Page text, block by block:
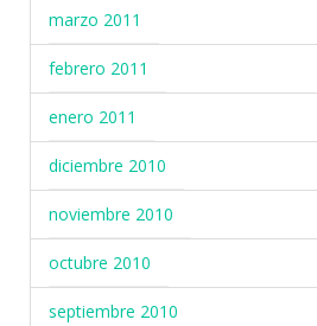
marzo 2011
febrero 2011
enero 2011
diciembre 2010
noviembre 2010
octubre 2010
septiembre 2010